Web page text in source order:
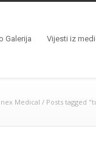
Galerija Vijesti iz
Medical / Posts tagged